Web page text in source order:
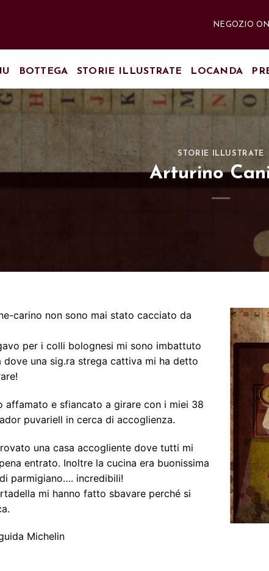
NEGOZIO
BOTTEGA STORIE ILLUSTRATE LOCANDA
STORIE ILLUSTRATE
Arturino
carino non sono mai stato cacciato da
per i colli bolognesi mi sono imbattuto
dove una sig.ra strega cattiva mi ha detto
affamato e sfiancato a girare con i miei 38
puvariell in cerca di accoglienza.
una casa accogliente dove tutti mi
entrato. Inoltre la cucina era buonissima
parmigiano…. incredibili!
mi hanno fatto sbavare perché si
Michelin